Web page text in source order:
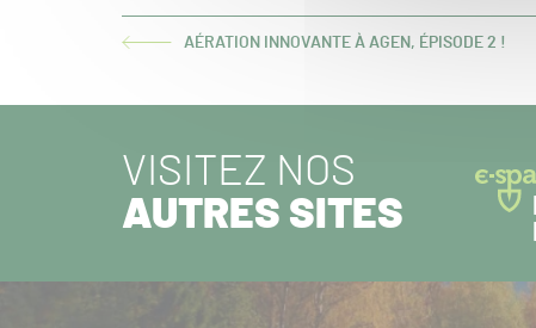
ARTICLEAÉRATION INNOVANTE À AGEN, ÉPISODE 2 !
VISITEZ NOS
AUTRES SITES